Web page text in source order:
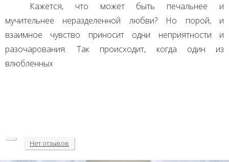
Кажется, что может быть печальнее и
мучительнее неразделенной любви? Но порой, и
взаимное чувство приносит одни неприятности и
разочарования. Так происходит, когда один из
влюбленных
Нет отзывов